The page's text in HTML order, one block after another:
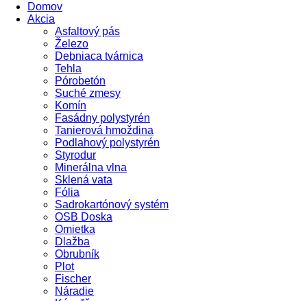
Domov
Akcia
Asfaltový pás
Železo
Debniaca tvárnica
Tehla
Pórobetón
Suché zmesy
Komín
Fasádny polystyrén
Tanierová hmoždina
Podlahový polystyrén
Styrodur
Minerálna vlna
Sklená vata
Fólia
Sadrokartónový systém
OSB Doska
Omietka
Dlažba
Obrubník
Plot
Fischer
Náradie